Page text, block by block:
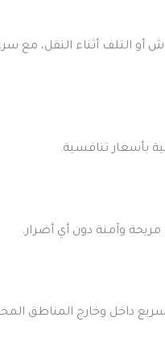
التلف أثناء النقل، مع
بأسعار تنافسية.
وآمنة دون أي أضرار.
داخل وخارج المناطق